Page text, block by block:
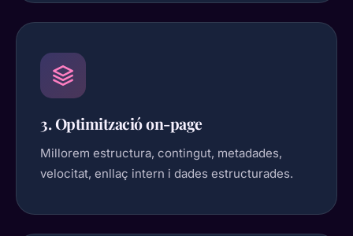
3. Optimització on-page
Millorem estructura, contingut, metadades,
velocitat, enllaç intern i dades estructurades.